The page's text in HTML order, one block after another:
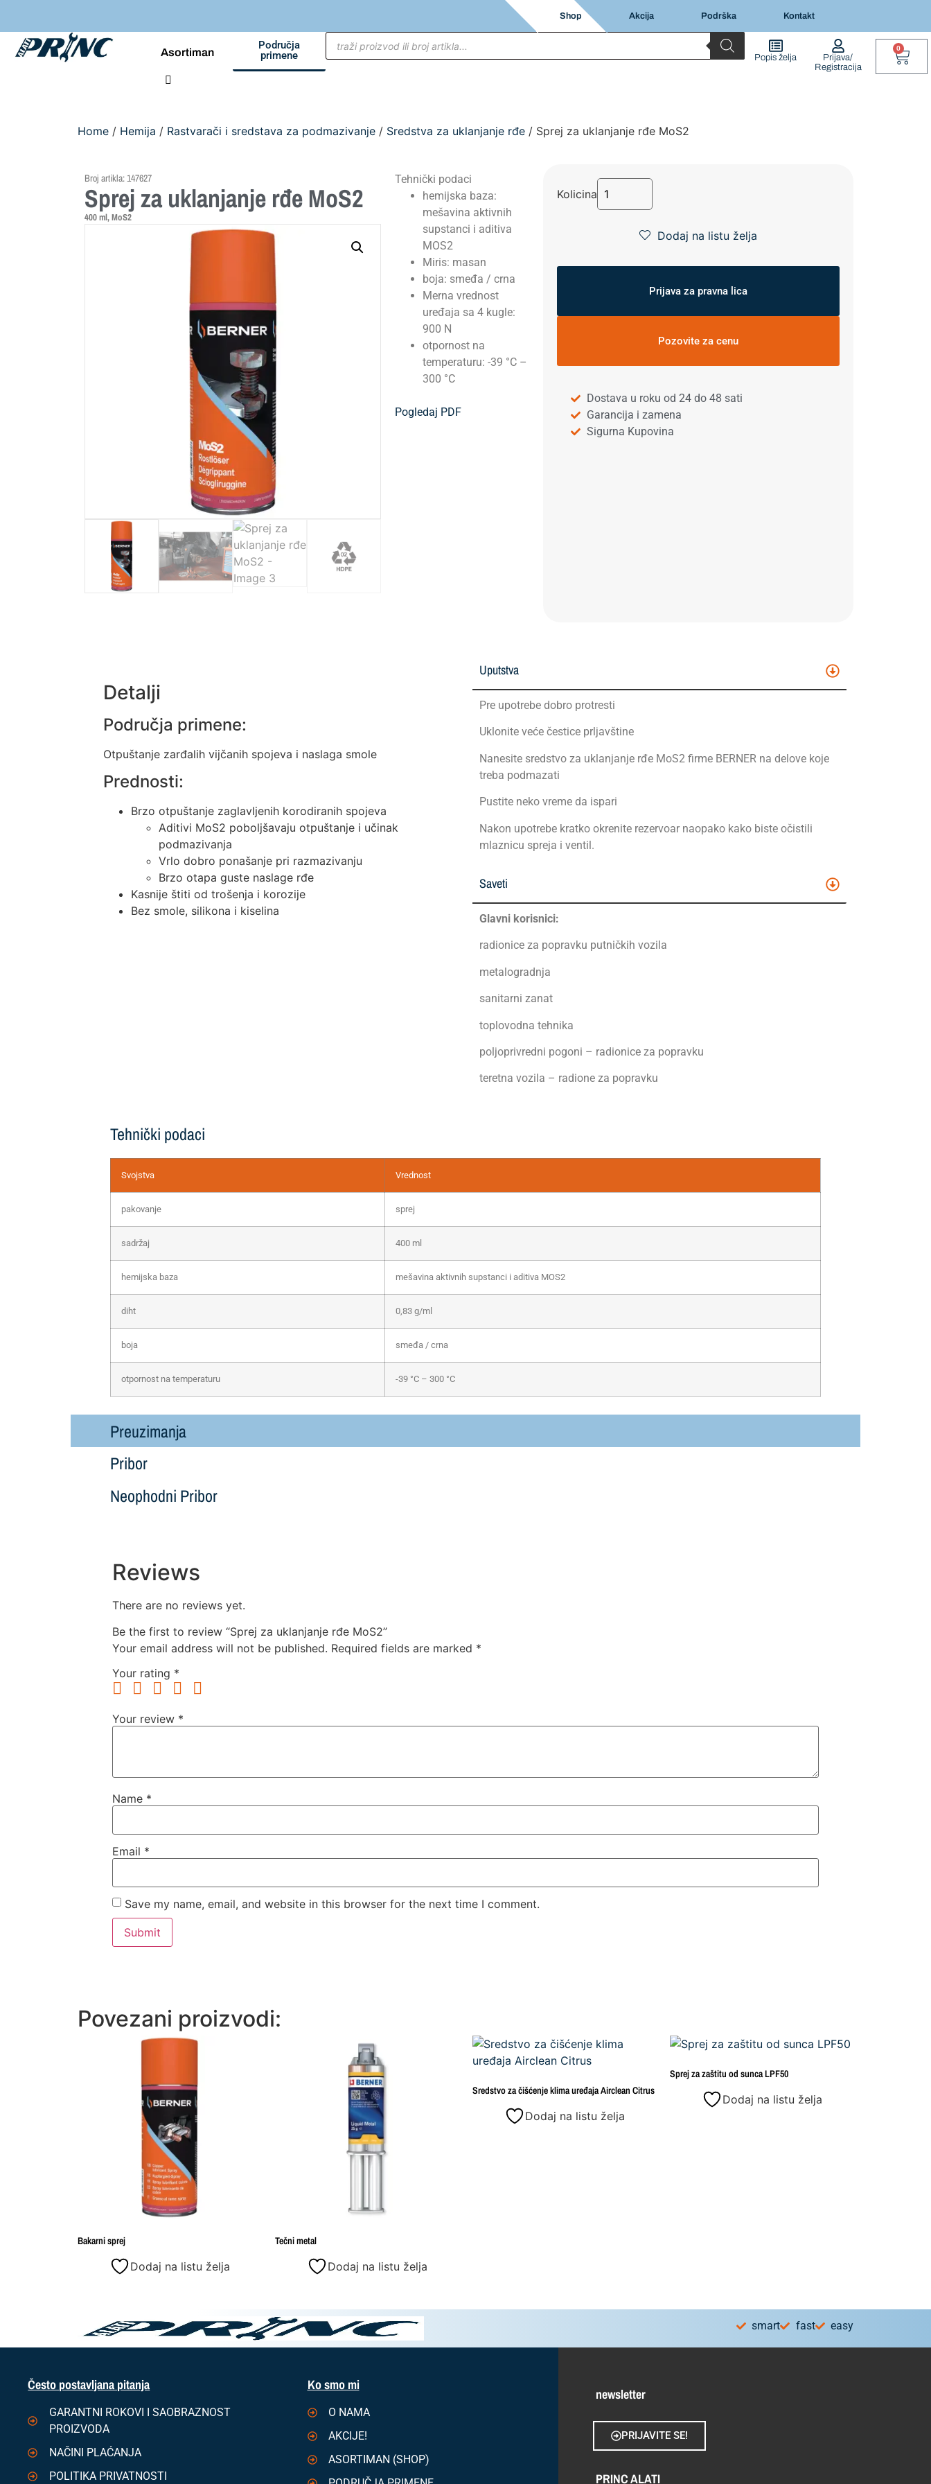
Shop Akcija Podrška Kontakt
Asortiman
Područja
primene
Popis želja
Prijava/
Registracija
0
Home / Hemija / Rastvarači i sredstava za podmazivanje / Sredstva za uklanjanje rđe / Sprej za uklanjanje rđe MoS2
Broj artikla: 147627
Sprej za uklanjanje rđe MoS2
400 ml, MoS2
Tehnički podaci
hemijska baza:
mešavina aktivnih
supstanci i aditiva
MOS2
Miris: masan
boja: smeđa / crna
Merna vrednost
uređaja sa 4 kugle:
900 N
otpornost na
temperaturu: -39 °C –
300 °C
Pogledaj PDF
Kolicina
Dodaj na listu želja
Prijava za pravna lica
Pozovite za cenu
Dostava u roku od 24 do 48 sati
Garancija i zamena
Sigurna Kupovina
Detalji
Područja primene:
Otpuštanje zarđalih vijčanih spojeva i naslaga smole
Prednosti:
Brzo otpuštanje zaglavljenih korodiranih spojeva
Aditivi MoS2 poboljšavaju otpuštanje i učinak
podmazivanja
Vrlo dobro ponašanje pri razmazivanju
Brzo otapa guste naslage rđe
Kasnije štiti od trošenja i korozije
Bez smole, silikona i kiselina
Uputstva
Pre upotrebe dobro protresti
Uklonite veće čestice prljavštine
Nanesite sredstvo za uklanjanje rđe MoS2 firme BERNER na delove koje
treba podmazati
Pustite neko vreme da ispari
Nakon upotrebe kratko okrenite rezervoar naopako kako biste očistili
mlaznicu spreja i ventil.
Saveti
Glavni korisnici:
radionice za popravku putničkih vozila
metalogradnja
sanitarni zanat
toplovodna tehnika
poljoprivredni pogoni – radionice za popravku
teretna vozila – radione za popravku
Tehnički podaci
Svojstva Vrednost
pakovanje sprej
sadržaj 400 ml
hemijska baza mešavina aktivnih supstanci i aditiva MOS2
diht 0,83 g/ml
boja smeđa / crna
otpornost na temperaturu -39 °C – 300 °C
Preuzimanja
Pribor
Neophodni Pribor
Reviews
There are no reviews yet.
Be the first to review “Sprej za uklanjanje rđe MoS2”
Your email address will not be published. Required fields are marked *
Your rating *
Your review *
Name *
Email *
Save my name, email, and website in this browser for the next time I comment.
Povezani proizvodi:
Bakarni sprej
Dodaj na listu želja
Tečni metal
Dodaj na listu želja
Sredstvo za čišćenje klima uređaja Airclean Citrus
Dodaj na listu želja
Sprej za zaštitu od sunca LPF50
Dodaj na listu želja
smart fast easy
Često postavljana pitanja
GARANTNI ROKOVI I SAOBRAZNOST
PROIZVODA
NAČINI PLAĆANJA
POLITIKA PRIVATNOSTI
Ko smo mi
O NAMA
AKCIJE!
ASORTIMAN (SHOP)
newsletter
PRIJAVITE SE!
PRINC ALATI